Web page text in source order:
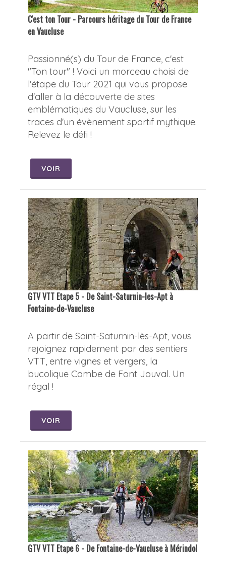
C'est ton Tour - Parcours héritage du Tour de France
en Vaucluse
Passionné(s) du Tour de France, c'est
"Ton tour" ! Voici un morceau choisi de
l'étape du Tour 2021 qui vous propose
d'aller à la découverte de sites
emblématiques du Vaucluse, sur les
traces d'un évènement sportif mythique.
Relevez le défi !
VOIR
GTV VTT Etape 5 - De Saint-Saturnin-les-Apt à
Fontaine-de-Vaucluse
A partir de Saint-Saturnin-lès-Apt, vous
rejoignez rapidement par des sentiers
VTT, entre vignes et vergers, la
bucolique Combe de Font Jouval. Un
régal !
VOIR
GTV VTT Etape 6 - De Fontaine-de-Vaucluse à Mérindol